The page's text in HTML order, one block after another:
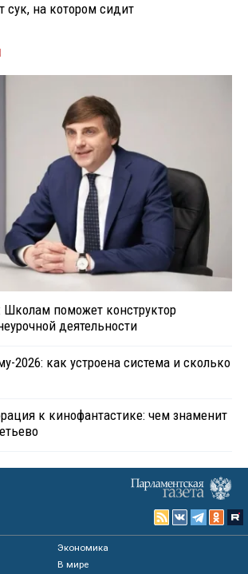
сук, на котором сидит
Школам поможет конструктор
деятельности
2026: как устроена система и сколько
к кинофантастике: чем знаменит
Экономика
В мире